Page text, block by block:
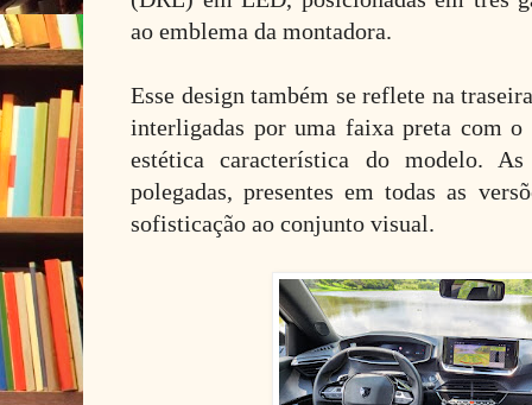
ao emblema da montadora.
Esse design também se reflete na
interligadas por uma faixa preta com o
estética característica do modelo.
polegadas, presentes em todas as
sofisticação ao conjunto visual.